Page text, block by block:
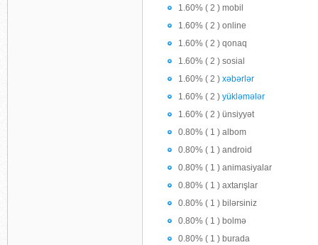
1.60% ( 2 ) mobil
1.60% ( 2 ) online
1.60% ( 2 ) qonaq
1.60% ( 2 ) sosial
1.60% ( 2 ) xəbərlər
1.60% ( 2 ) yükləmələr
1.60% ( 2 ) ünsiyyət
0.80% ( 1 ) albom
0.80% ( 1 ) android
0.80% ( 1 ) animasiyalar
0.80% ( 1 ) axtarışlar
0.80% ( 1 ) bilərsiniz
0.80% ( 1 ) bolmə
0.80% ( 1 ) burada